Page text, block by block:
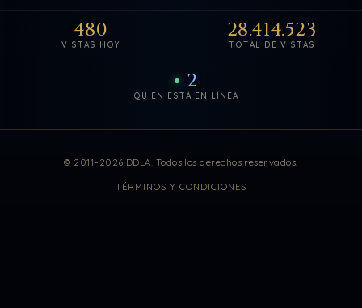
VISTAS HOY
480
TOTAL DE VISTAS
28.414.523
QUIÉN ESTÁ EN LÍNEA
2
© 2011–2026 DDLA. Todos los derechos reservados.
TÉRMINOS Y CONDICIONES